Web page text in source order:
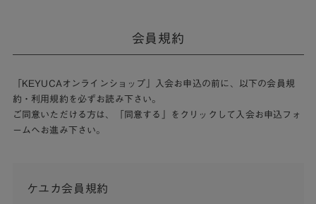
会員規約
「KEYUCAオンラインショップ」入会お申込の前に、以下の会員規
約・利用規約を必ずお読み下さい。
ご同意いただける方は、「同意する」をクリックして入会お申込フォ
ームへお進み下さい。
ケユカ会員規約